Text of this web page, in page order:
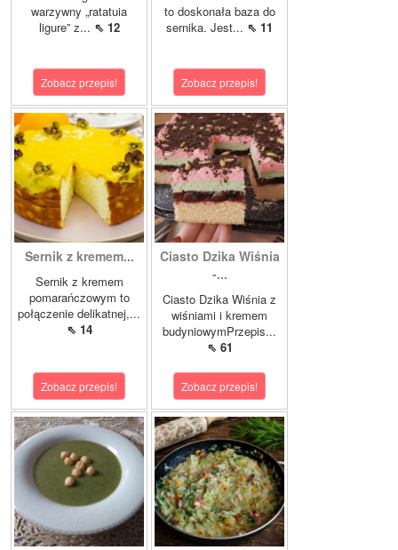
warzywny „ratatuia
ligure” z... ⇖ 12
Zobacz przepis!
to doskonała baza do
sernika. Jest... ⇖ 11
Zobacz przepis!
Sernik z kremem...
Sernik z kremem
pomarańczowym to
połączenie delikatnej,...
⇖ 14
Zobacz przepis!
Ciasto Dzika Wiśnia
-...
Ciasto Dzika Wiśnia z
wiśniami i kremem
budyniowymPrzepis...
⇖ 61
Zobacz przepis!